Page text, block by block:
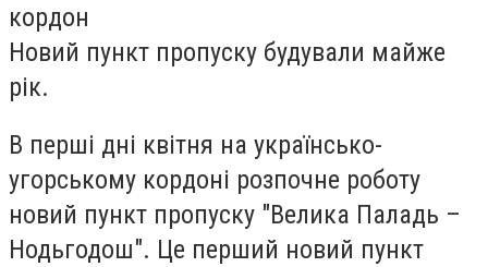
кордон
Новий пункт пропуску будували майже
рік.
В перші дні квітня на українсько-
угорському кордоні розпочне роботу
новий пункт пропуску "Велика Паладь –
Нодьгодош". Це перший новий пункт